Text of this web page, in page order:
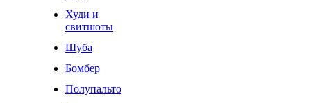
Худи и
свитшоты
Шуба
Бомбер
Полупальто